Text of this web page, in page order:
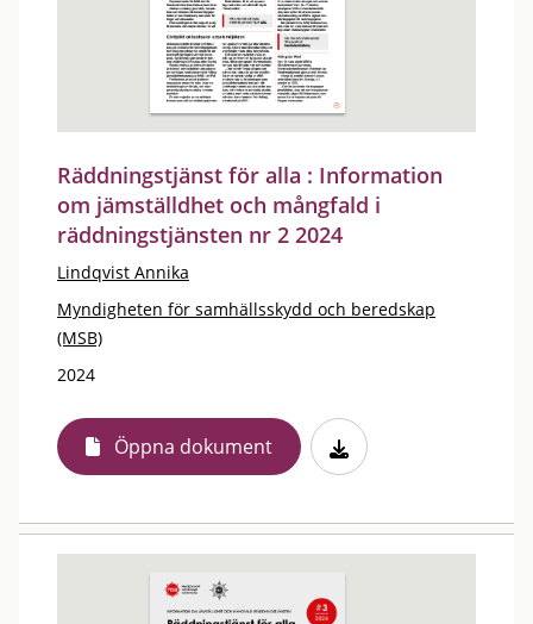
Räddningstjänst för alla : Information
om jämställdhet och mångfald i
räddningstjänsten nr 2 2024
Lindqvist Annika
Myndigheten för samhällsskydd och beredskap
(MSB)
2024
Öppna dokument